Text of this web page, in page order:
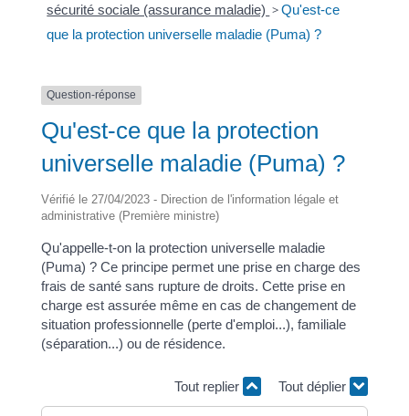
sécurité sociale (assurance maladie) >Qu'est-ce
que la protection universelle maladie (Puma) ?
Question-réponse
Qu'est-ce que la protection
universelle maladie (Puma) ?
Vérifié le 27/04/2023 - Direction de l'information légale et
administrative (Première ministre)
Qu'appelle-t-on la protection universelle maladie
(Puma) ? Ce principe permet une prise en charge des
frais de santé sans rupture de droits. Cette prise en
charge est assurée même en cas de changement de
situation professionnelle (perte d'emploi...), familiale
(séparation...) ou de résidence.
Tout replier Tout déplier